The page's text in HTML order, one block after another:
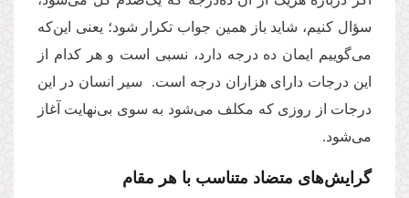
سؤال کنیم، شاید باز همین جواب تکرار شود؛ یعنی این‌که
می‌گوییم ایمان ده درجه دارد، نسبی است و هر کدام از
این درجات دارای هزاران درجه است. سیر انسان در این
درجات از روزی که مکلف می‌شود به سوی بی‌نهایت آغاز
می‌شود.
گرایش‌های متضاد متناسب با هر مقام